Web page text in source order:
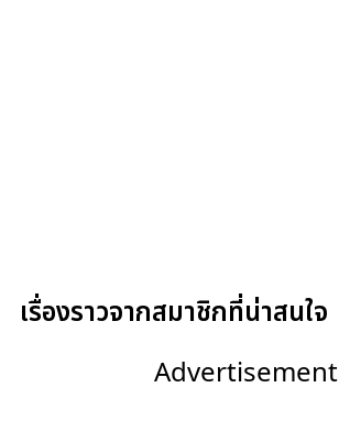
เรื่องราวจากสมาชิกที่น่าสนใจ
Advertisement